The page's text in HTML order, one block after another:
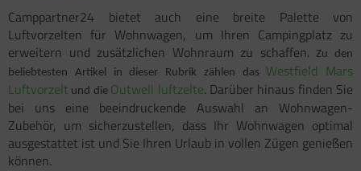
Camppartner24 bietet auch eine breite Palette von
Luftvorzelten für Wohnwagen, um Ihren Campingplatz zu
erweitern und zusätzlichen Wohnraum zu schaffen.Zu den
beliebtesten Artikel in dieser Rubrik zählen das Westfield Mars
Luftvorzelt und die Outwell luftzelte. Darüber hinaus finden Sie
bei uns eine beeindruckende Auswahl an Wohnwagen-
Zubehör, um sicherzustellen, dass Ihr Wohnwagen optimal
ausgestattet ist und Sie Ihren Urlaub in vollen Zügen genießen
können.